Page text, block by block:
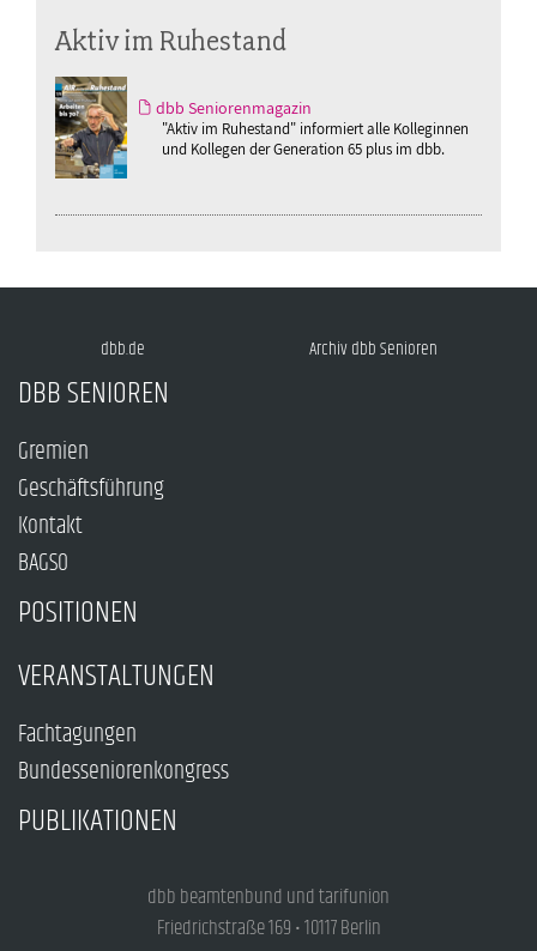
Aktiv im Ruhestand
dbb Seniorenmagazin
"Aktiv im Ruhestand" informiert alle Kolleginnen
und Kollegen der Generation 65 plus im dbb.
dbb.de Archiv dbb Senioren
DBB SENIOREN
Gremien
Geschäftsführung
Kontakt
BAGSO
POSITIONEN
VERANSTALTUNGEN
Fachtagungen
Bundesseniorenkongress
PUBLIKATIONEN
dbb beamtenbund und tarifunion
Friedrichstraße 169 • 10117 Berlin